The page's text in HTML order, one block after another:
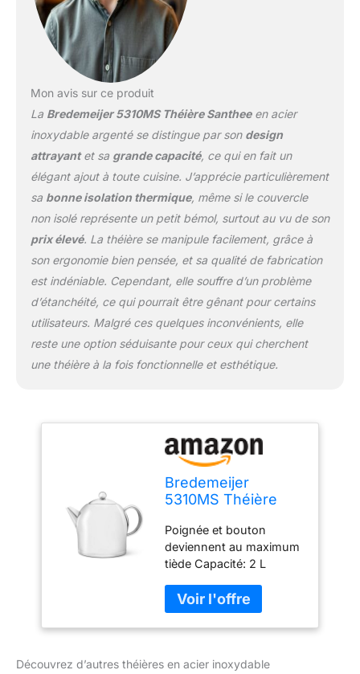
Mon avis sur ce produit
La Bredemeijer 5310MS Théière Santheeen acier
inoxydable argenté se distingue par son design
attrayantet sa grande capacité, ce qui en fait un
élégant ajout à toute cuisine. J’apprécie particulièrement
sa bonne isolation thermique, même si le couvercle
non isolé représente un petit bémol, surtout au vu de son
prix élevé. La théière se manipule facilement, grâce à
son ergonomie bien pensée, et sa qualité de fabrication
est indéniable. Cependant, elle souffre d’un problème
d’étanchéité, ce qui pourrait être gênant pour certains
utilisateurs. Malgré ces quelques inconvénients, elle
reste une option séduisante pour ceux qui cherchent
une théière à la fois fonctionnelle et esthétique.
Bredemeijer
5310MS Théière
Inoxydable Argent
175 x 256 x 209 cm
Poignée et bouton
deviennent au maximum
tiède Capacité: 2 L
Verser de façon optimale
et sans goutter Métal
brillant avec poignée inox
Contenu 2,0L
Découvrez d’autres théières en acier inoxydable